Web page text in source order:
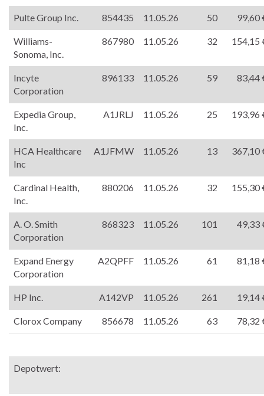
Pulte Group Inc. 854435 11.05.26 50 99,60
Williams-
Sonoma, Inc.
867980 11.05.26 32 154,15
Incyte
Corporation
896133 11.05.26 59 83,44
Expedia Group,
Inc.
A1JRLJ 11.05.26 25 193,96
HCA Healthcare
Inc
A1JFMW 11.05.26 13 367,10
Cardinal Health,
Inc.
880206 11.05.26 32 155,30
A. O. Smith
Corporation
868323 11.05.26 101 49,33
Expand Energy
Corporation
A2QPFF 11.05.26 61 81,18
HP Inc. A142VP 11.05.26 261 19,14
Clorox Company 856678 11.05.26 63 78,32
Depotwert: